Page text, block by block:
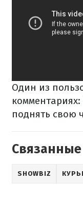
Один из
поднять свою
SHOWBIZ